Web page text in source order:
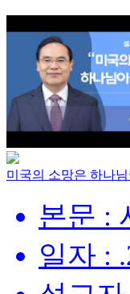
미국의 소망은 하나
본문 :
일자 :